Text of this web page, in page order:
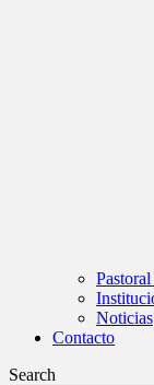
Noticias
Contacto
Search